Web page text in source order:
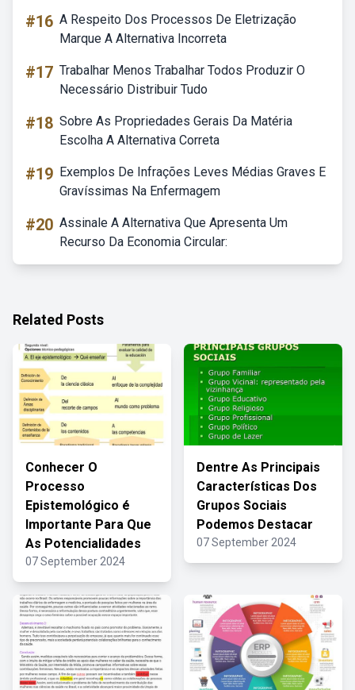
#16 A Respeito Dos Processos De Eletrização
Marque A Alternativa Incorreta
#17 Trabalhar Menos Trabalhar Todos Produzir O
Necessário Distribuir Tudo
#18 Sobre As Propriedades Gerais Da Matéria
Escolha A Alternativa Correta
#19 Exemplos De Infrações Leves Médias Graves E
Gravíssimas Na Enfermagem
#20 Assinale A Alternativa Que Apresenta Um
Recurso Da Economia Circular:
Related Posts
Conhecer O
Processo
Epistemológico é
Importante Para Que
As Potencialidades
07 September 2024
Dentre As Principais
Características Dos
Grupos Sociais
Podemos Destacar
07 September 2024